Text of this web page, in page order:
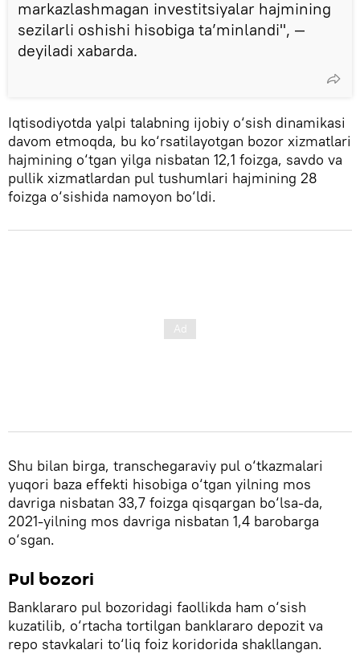
markazlashmagan investitsiyalar hajmining
sezilarli oshishi hisobiga ta’minlandi", —
deyiladi xabarda.
Iqtisodiyotda yalpi talabning ijobiy o‘sish dinamikasi
davom etmoqda, bu ko‘rsatilayotgan bozor xizmatlari
hajmining o‘tgan yilga nisbatan 12,1 foizga, savdo va
pullik xizmatlardan pul tushumlari hajmining 28
foizga o‘sishida namoyon bo‘ldi.
Shu bilan birga, transchegaraviy pul o‘tkazmalari
yuqori baza effekti hisobiga o‘tgan yilning mos
davriga nisbatan 33,7 foizga qisqargan bo‘lsa-da,
2021-yilning mos davriga nisbatan 1,4 barobarga
o‘sgan.
Pul bozori
Banklararo pul bozoridagi faollikda ham o‘sish
kuzatilib, o‘rtacha tortilgan banklararo depozit va
repo stavkalari to‘liq foiz koridorida shakllangan.